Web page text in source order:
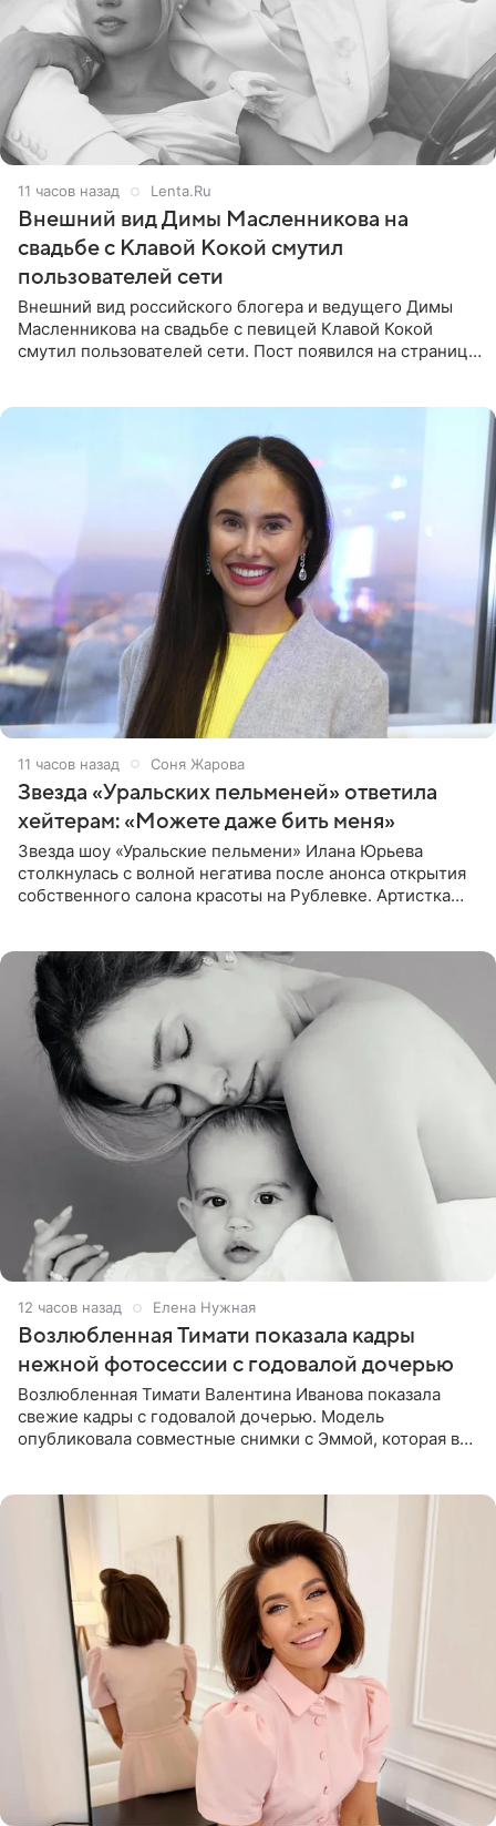
11 часов назад Lenta.Ru
Внешний вид Димы Масленникова на
свадьбе с Клавой Кокой смутил
пользователей сети
Внешний вид российского блогера и ведущего Димы
Масленникова на свадьбе с певицей Клавой Кокой
смутил пользователей сети. Пост появился на странице
11 часов назад Соня Жарова
Звезда «Уральских пельменей» ответила
хейтерам: «Можете даже бить меня»
Звезда шоу «Уральские пельмени» Илана Юрьева
столкнулась с волной негатива после анонса открытия
собственного салона красоты на Рублевке. Артистка
12 часов назад Елена Нужная
Возлюбленная Тимати показала кадры
нежной фотосессии с годовалой дочерью
Возлюбленная Тимати Валентина Иванова показала
свежие кадры с годовалой дочерью. Модель
опубликовала совместные снимки с Эммой, которая в